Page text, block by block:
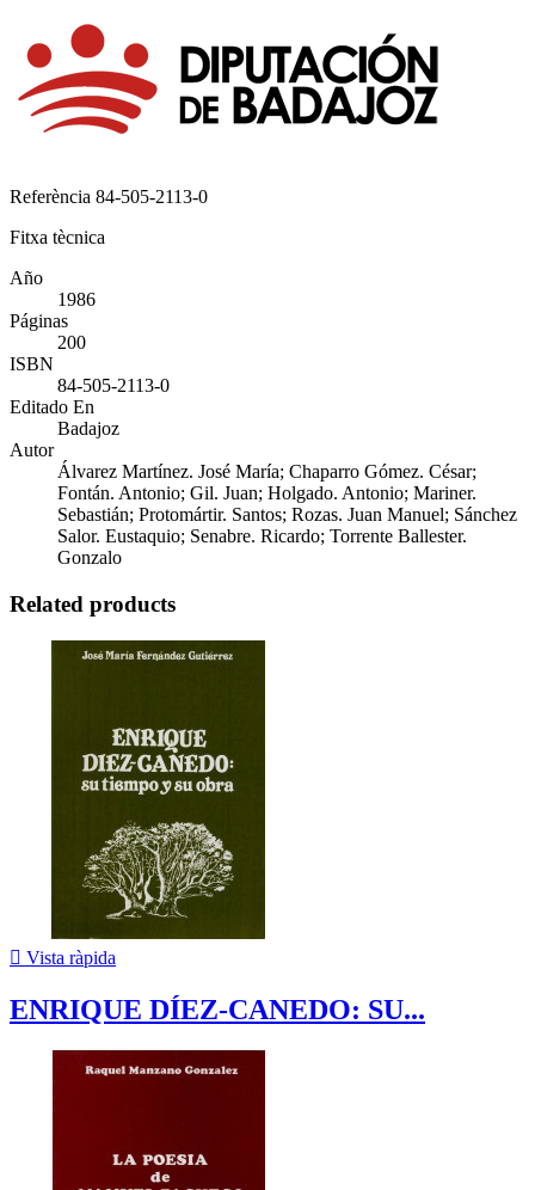
Referència 84-505-2113-0
Fitxa tècnica
Año
1986
Páginas
200
ISBN
84-505-2113-0
Editado En
Badajoz
Autor
Álvarez Martínez. José María; Chaparro Gómez. César;
Fontán. Antonio; Gil. Juan; Holgado. Antonio; Mariner.
Sebastián; Protomártir. Santos; Rozas. Juan Manuel; Sánchez
Salor. Eustaquio; Senabre. Ricardo; Torrente Ballester.
Gonzalo
Related products
 Vista ràpida
ENRIQUE DÍEZ-CANEDO: SU...